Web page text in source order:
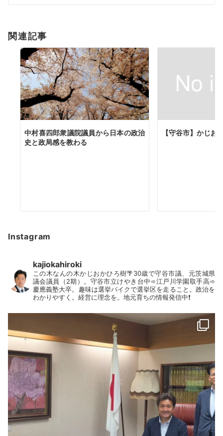
シ
ン
関連記事
中村喜四郎衆議院議員から日本の政治
史と政局感を教わる
【守谷市】かじお
Instagram
kajiokahiroki
この木なんの木かじおかひろ樹🌴30歳で守谷市議、元茨城県
議会議員（2期）。守谷市立けやき台中➾江戸川学園取手高➾
慶應義塾大卒。趣味は選挙バイクで選挙区を走ること。政治を
わかりやすく。経営に理念を。地元育ちの情報発信中❗